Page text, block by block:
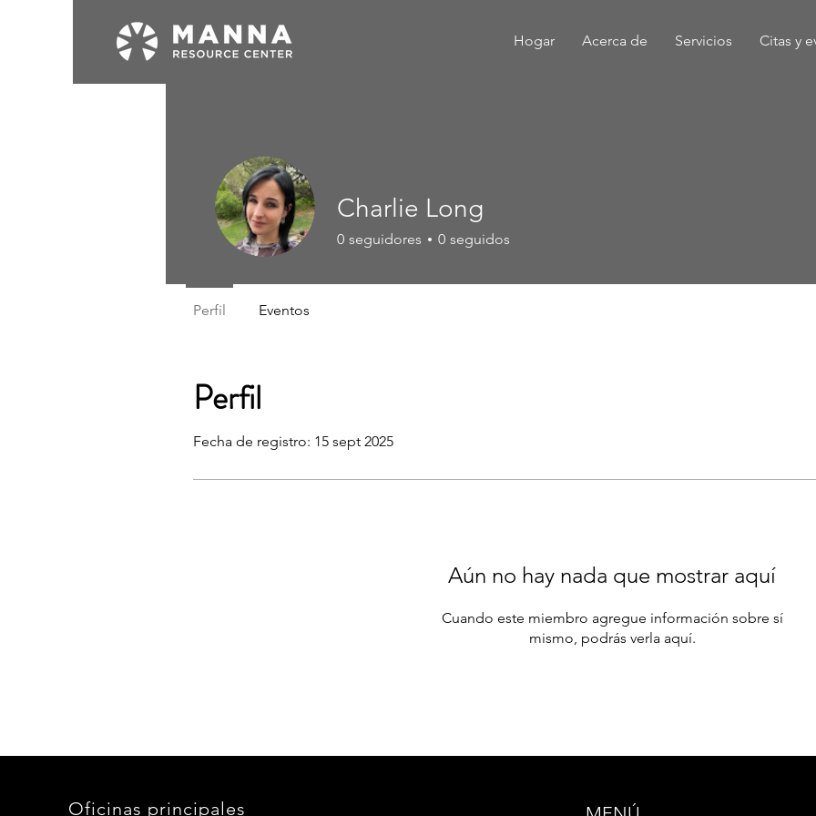
Hogar Acerca de Servicios Citas y
Perfil
Fecha de registro: 15 sept 2025
Aún no hay nada que mostrar aquí
Cuando este miembro agregue información sobre sí
mismo, podrás verla aquí.
Charlie Long
0 seguidores 0 seguidos
Perfil Eventos
Oficinas principales